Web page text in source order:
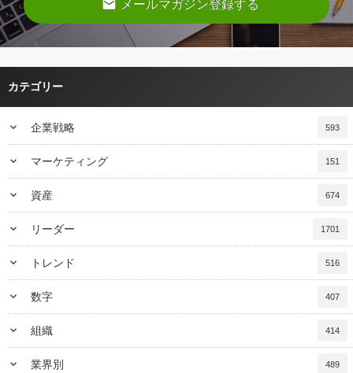
email メールマガジン登録する
カテゴリー
keyboard_arrow_down 企業戦略 593
keyboard_arrow_down マーケティング 151
keyboard_arrow_down 資産 674
keyboard_arrow_down リーダー 1701
keyboard_arrow_down トレンド 516
keyboard_arrow_down 数字 407
keyboard_arrow_down 組織 414
keyboard_arrow_down 業界別 489